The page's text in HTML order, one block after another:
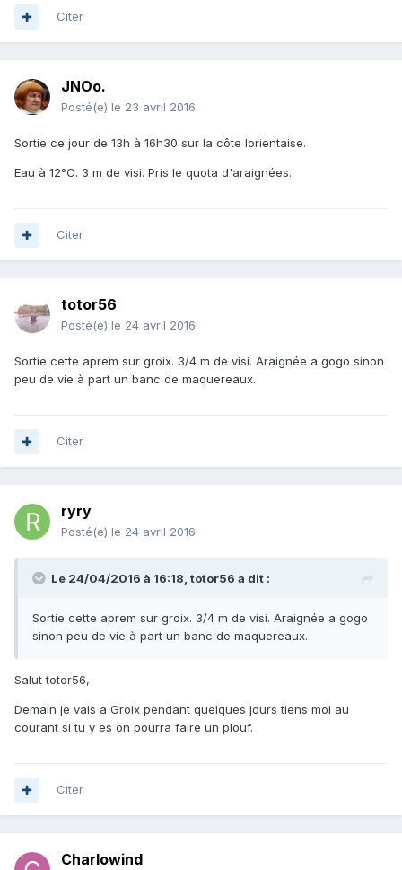
Citer
JNOo.
Posté(e) le 23 avril 2016
Sortie ce jour de 13h à 16h30 sur la côte lorientaise.
Eau à 12°C. 3 m de visi. Pris le quota d'araignées.
Citer
totor56
Posté(e) le 24 avril 2016
Sortie cette aprem sur groix. 3/4 m de visi. Araignée a gogo sinon
peu de vie à part un banc de maquereaux.
Citer
ryry
Posté(e) le 24 avril 2016
Le 24/04/2016 à 16:18, totor56 a dit :
Sortie cette aprem sur groix. 3/4 m de visi. Araignée a gogo
sinon peu de vie à part un banc de maquereaux.
Salut totor56,
Demain je vais a Groix pendant quelques jours tiens moi au
courant si tu y es on pourra faire un plouf.
Citer
Charlowind